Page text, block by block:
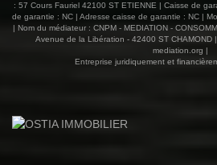
: 57 Cours Fauriel 42100 ST ETIENNE | Caisse de
de garantie : NC | Adresse caisse de garantie : NC |
| Nom du médiateur : CNPM - MEDIATION -
Avenue de la Libération - 42400 ST CHAMOND
mediation.org
Entreprise juridiquement et